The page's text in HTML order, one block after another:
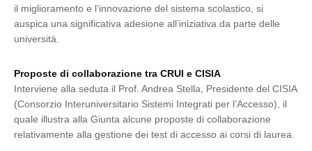
il miglioramento e l’innovazione del sistema scolastico, si
auspica una significativa adesione all’iniziativa da parte delle
università.
Proposte di collaborazione tra CRUI e CISIA
Interviene alla seduta il Prof. Andrea Stella, Presidente del CISIA
(Consorzio Interuniversitario Sistemi Integrati per l’Accesso), il
quale illustra alla Giunta alcune proposte di collaborazione
relativamente alla gestione dei test di accesso ai corsi di laurea.